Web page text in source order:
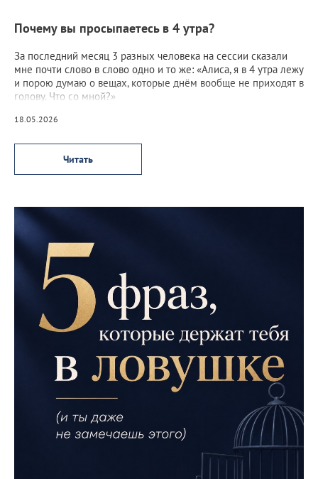
Почему вы просыпаетесь в 4 утра?
За последний месяц 3 разных человека на сессии сказали
мне почти слово в слово одно и то же: «Алиса, я в 4 утра лежу
и порою думаю о вещах, которые днём вообще не приходят в
голову. Что со мной?»
18.05.2026
Читать